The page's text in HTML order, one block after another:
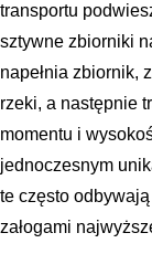
transportu
sztywne zbiorniki
napełnia zbiornik,
rzeki, a następnie
momentu i
jednoczesnym
te często
załogami